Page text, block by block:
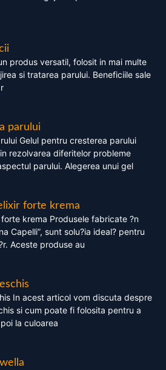
produs versatil, folosit in mai multe
si tratarea parului. Beneficiile sale
parului
Gelul pentru cresterea parului
rezolvarea diferitelor probleme
parului. Alegerea unui gel
forte krema
krema Produsele fabricate ?n
Capelli”, sunt solu?ia ideal? pentru
Aceste produse au
In acest articol vom discuta despre
si cum poate fi folosita pentru a
la culoarea